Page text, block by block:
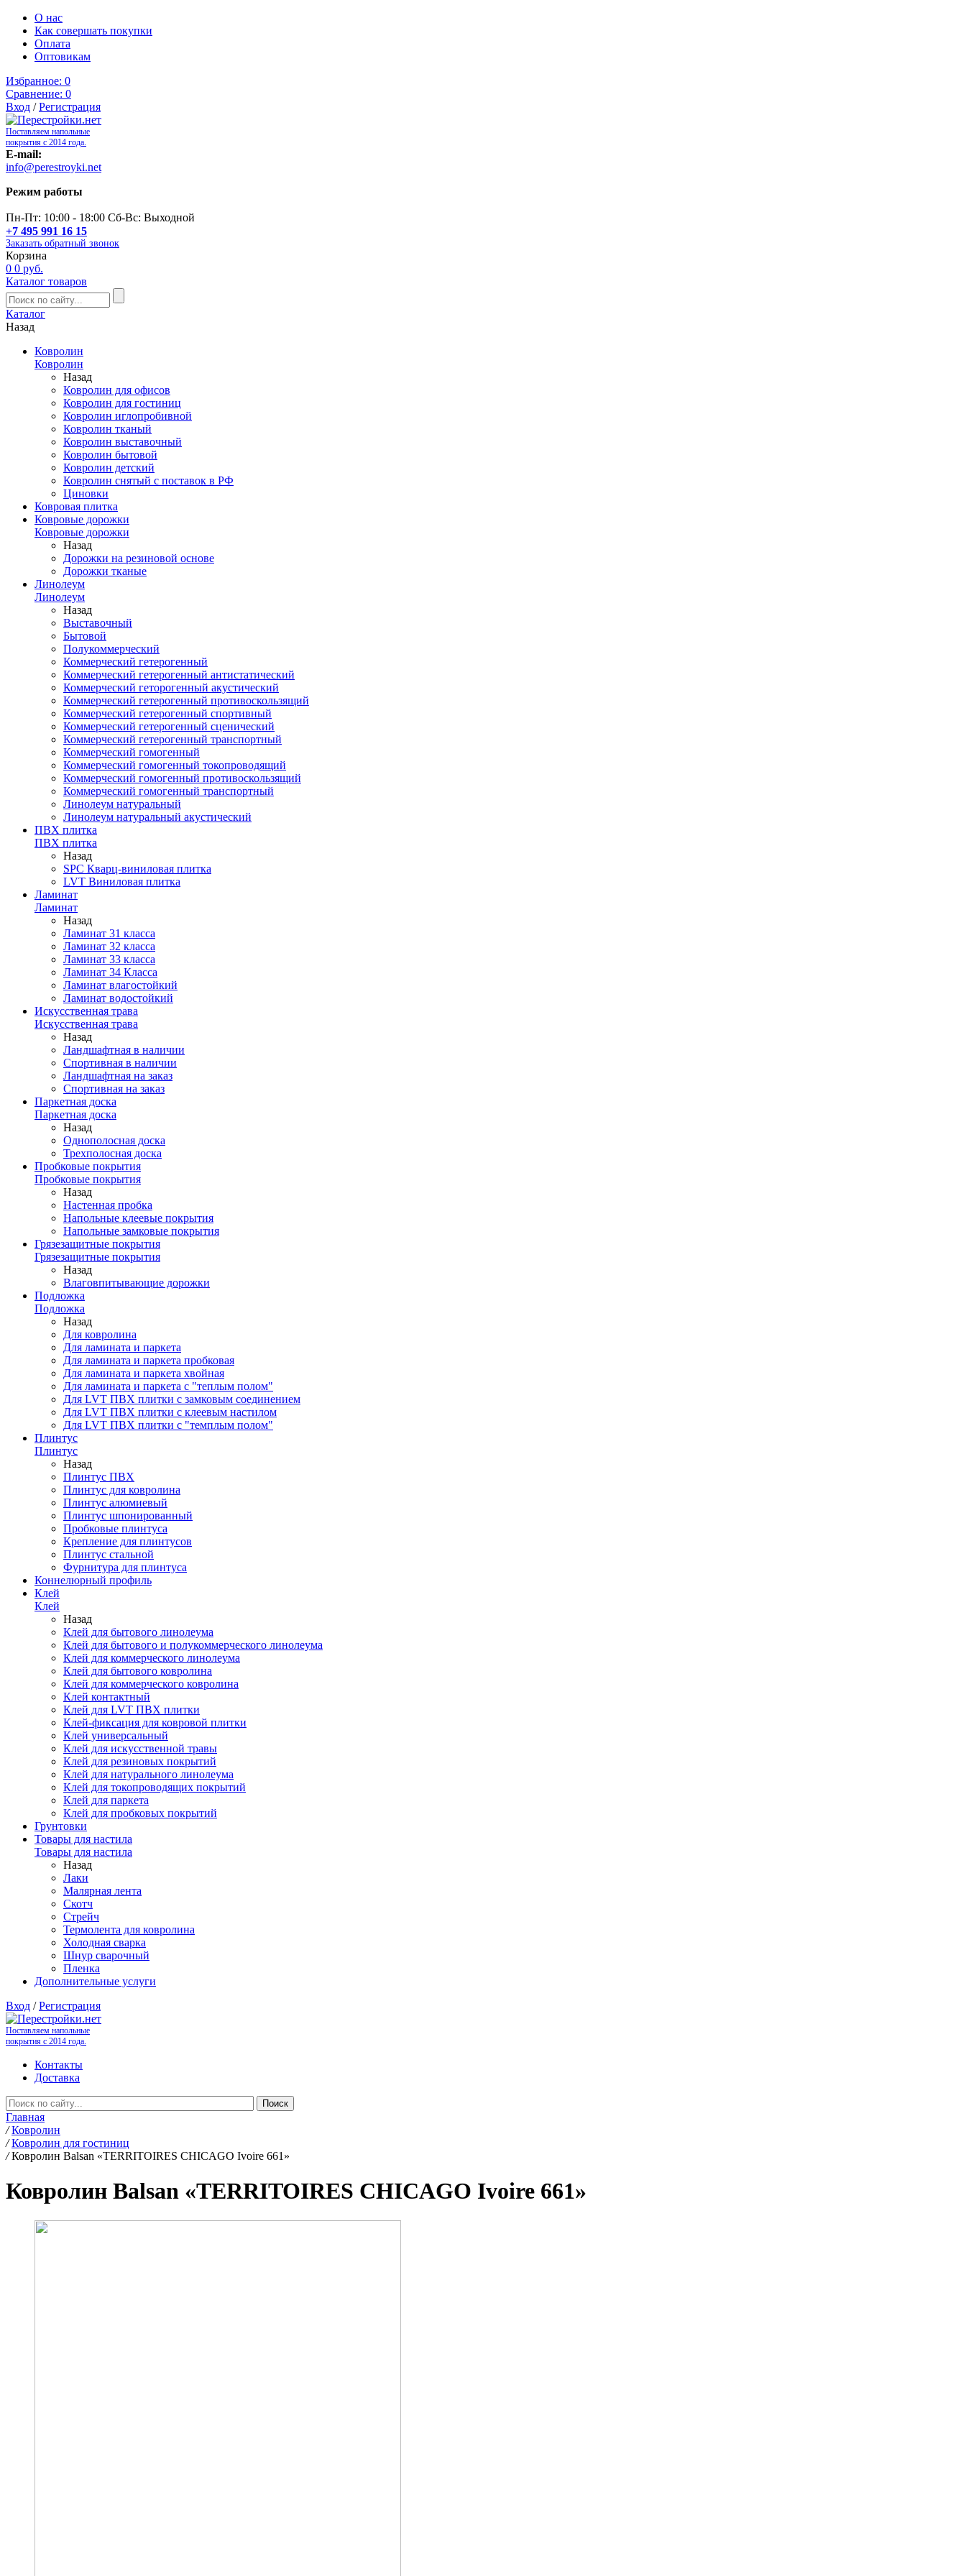
О нас
Как совершать покупки
Оплата
Оптовикам
Избранное: 0
Сравнение: 0
Вход /Регистрация
Поставляем напольные
покрытия с 2014 года.
E-mail:
info@perestroyki.net
Режим работы
Пн-Пт: 10:00 - 18:00 Сб-Вс: Выходной
+7 495 991 16 15
Заказать обратный звонок
Корзина
0 0 руб.
Каталог товаров
Каталог
Назад
Ковролин
Ковролин
Назад
Ковролин для офисов
Ковролин для гостиниц
Ковролин иглопробивной
Ковролин тканый
Ковролин выставочный
Ковролин бытовой
Ковролин детский
Ковролин снятый с поставок в РФ
Циновки
Ковровая плитка
Ковровые дорожки
Ковровые дорожки
Назад
Дорожки на резиновой основе
Дорожки тканые
Линолеум
Линолеум
Назад
Выставочный
Бытовой
Полукоммерческий
Коммерческий гетерогенный
Коммерческий гетерогенный антистатический
Коммерческий геторогенный акустический
Коммерческий гетерогенный противоскользящий
Коммерческий гетерогенный спортивный
Коммерческий гетерогенный сценический
Коммерческий гетерогенный транспортный
Коммерческий гомогенный
Коммерческий гомогенный токопроводящий
Коммерческий гомогенный противоскользящий
Коммерческий гомогенный транспортный
Линолеум натуральный
Линолеум натуральный акустический
ПВХ плитка
ПВХ плитка
Назад
SPC Кварц-виниловая плитка
LVT Виниловая плитка
Ламинат
Ламинат
Назад
Ламинат 31 класса
Ламинат 32 класса
Ламинат 33 класса
Ламинат 34 Класса
Ламинат влагостойкий
Ламинат водостойкий
Искусственная трава
Искусственная трава
Назад
Ландшафтная в наличии
Спортивная в наличии
Ландшафтная на заказ
Спортивная на заказ
Паркетная доска
Паркетная доска
Назад
Однополосная доска
Трехполосная доска
Пробковые покрытия
Пробковые покрытия
Назад
Настенная пробка
Напольные клеевые покрытия
Напольные замковые покрытия
Грязезащитные покрытия
Грязезащитные покрытия
Назад
Влаговпитывающие дорожки
Подложка
Подложка
Назад
Для ковролина
Для ламината и паркета
Для ламината и паркета пробковая
Для ламината и паркета хвойная
Для ламината и паркета с "теплым полом"
Для LVT ПВХ плитки с замковым соединением
Для LVT ПВХ плитки с клеевым настилом
Для LVT ПВХ плитки с "темплым полом"
Плинтус
Плинтус
Назад
Плинтус ПВХ
Плинтус для ковролина
Плинтус алюмиевый
Плинтус шпонированный
Пробковые плинтуса
Крепление для плинтусов
Плинтус стальной
Фурнитура для плинтуса
Коннелюрный профиль
Клей
Клей
Назад
Клей для бытового линолеума
Клей для бытового и полукоммерческого линолеума
Клей для коммерческого линолеума
Клей для бытового ковролина
Клей для коммерческого ковролина
Клей контактный
Клей для LVT ПВХ плитки
Клей-фиксация для ковровой плитки
Клей универсальный
Клей для искусственной травы
Клей для резиновых покрытий
Клей для натурального линолеума
Клей для токопроводящих покрытий
Клей для паркета
Клей для пробковых покрытий
Грунтовки
Товары для настила
Товары для настила
Назад
Лаки
Малярная лента
Скотч
Стрейч
Термолента для ковролина
Холодная сварка
Шнур сварочный
Пленка
Дополнительные услуги
Вход /Регистрация
Поставляем напольные
покрытия с 2014 года.
Контакты
Доставка
Главная
/ Ковролин
/ Ковролин для гостиниц
/ Ковролин Balsan «TERRITOIRES CHICAGO Ivoire 661»
Ковролин Balsan «TERRITOIRES CHICAGO Ivoire 661»